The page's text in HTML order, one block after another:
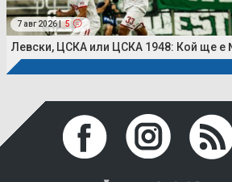
7 авг 2026 | 5
Левски, ЦСКА или ЦСКА 1948: Кой ще е